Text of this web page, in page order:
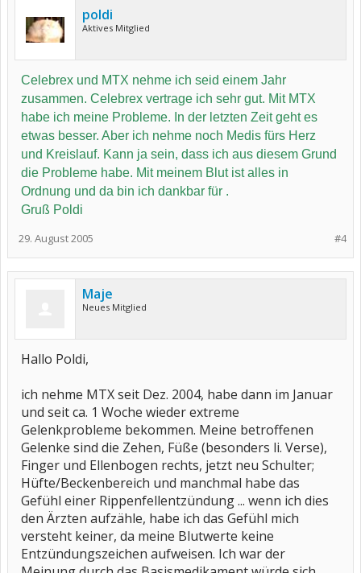
poldi
Aktives Mitglied
Celebrex und MTX nehme ich seid einem Jahr
zusammen. Celebrex vertrage ich sehr gut. Mit MTX
habe ich meine Probleme. In der letzten Zeit geht es
etwas besser. Aber ich nehme noch Medis fürs Herz
und Kreislauf. Kann ja sein, dass ich aus diesem Grund
die Probleme habe. Mit meinem Blut ist alles in
Ordnung und da bin ich dankbar für .
Gruß Poldi
#4
29. August 2005
Maje
Neues Mitglied
Hallo Poldi,
ich nehme MTX seit Dez. 2004, habe dann im Januar
und seit ca. 1 Woche wieder extreme
Gelenkprobleme bekommen. Meine betroffenen
Gelenke sind die Zehen, Füße (besonders li. Verse),
Finger und Ellenbogen rechts, jetzt neu Schulter;
Hüfte/Beckenbereich und manchmal habe das
Gefühl einer Rippenfellentzündung ... wenn ich dies
den Ärzten aufzähle, habe ich das Gefühl mich
versteht keiner, da meine Blutwerte keine
Entzündungszeichen aufweisen. Ich war der